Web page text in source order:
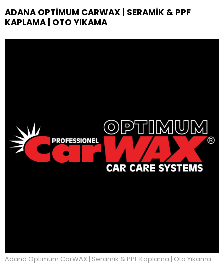
ADANA OPTIMUM CARWAX | SERAMIK & PPF
KAPLAMA | OTO YIKAMA
Adana Optimum CarWAX | Seramik & PPF Kaplama | Oto Yıkama